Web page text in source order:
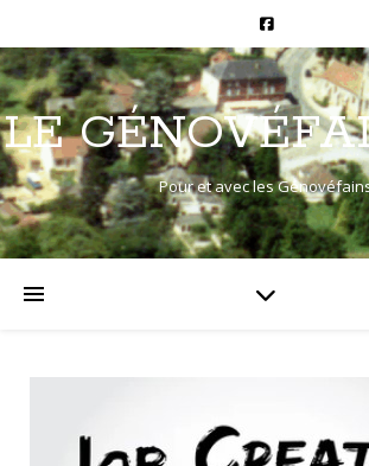
LE
Pour et avec les